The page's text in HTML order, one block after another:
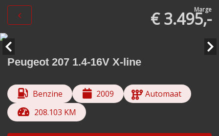
Marge
€ 3.495,-
Peugeot 207 1.4-16V X-line
Benzine 2009
Automaat
208.103 KM